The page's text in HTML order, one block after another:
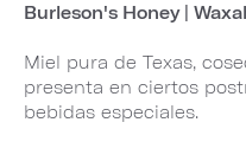
Burleson's Honey |
Miel pura de Texas,
presenta en ciertos
bebidas especiales.